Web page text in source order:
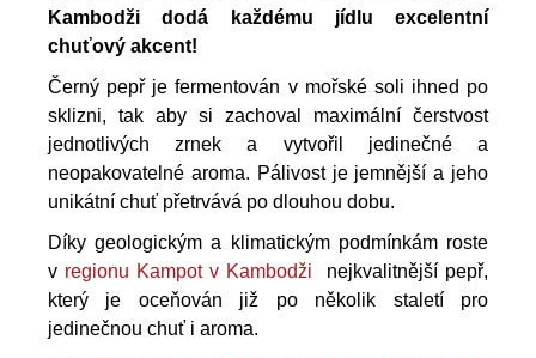
Kambodži dodá každému jídlu excelentní
chuťový akcent!
Černý pepř je fermentován v mořské soli ihned po
sklizni, tak aby si zachoval maximální čerstvost
jednotlivých zrnek a vytvořil jedinečné a
neopakovatelné aroma. Pálivost je jemnější a jeho
unikátní chuť přetrvává po dlouhou dobu.
Díky geologickým a klimatickým podmínkám roste
v regionu Kampot v Kambodži
nejkvalitnější pepř,
který je oceňován již po několik staletí pro
jedinečnou chuť i aroma.